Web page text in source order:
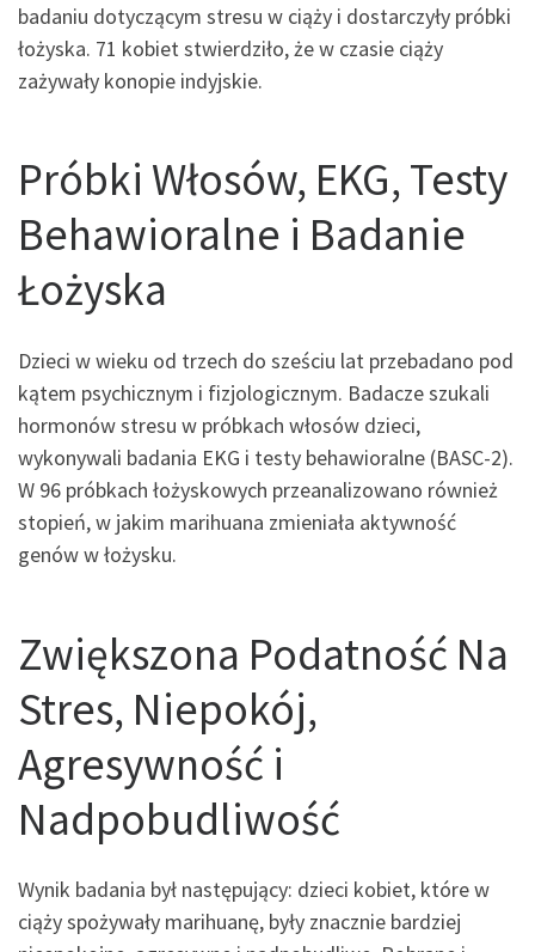
badaniu dotyczącym stresu w ciąży i dostarczyły próbki
łożyska. 71 kobiet stwierdziło, że w czasie ciąży
zażywały konopie indyjskie.
Próbki Włosów, EKG, Testy
Behawioralne i Badanie
Łożyska
Dzieci w wieku od trzech do sześciu lat przebadano pod
kątem psychicznym i fizjologicznym. Badacze szukali
hormonów stresu w próbkach włosów dzieci,
wykonywali badania EKG i testy behawioralne (BASC-2).
W 96 próbkach łożyskowych przeanalizowano również
stopień, w jakim marihuana zmieniała aktywność
genów w łożysku.
Zwiększona Podatność Na
Stres, Niepokój,
Agresywność i
Nadpobudliwość
Wynik badania był następujący: dzieci kobiet, które w
ciąży spożywały marihuanę, były znacznie bardziej